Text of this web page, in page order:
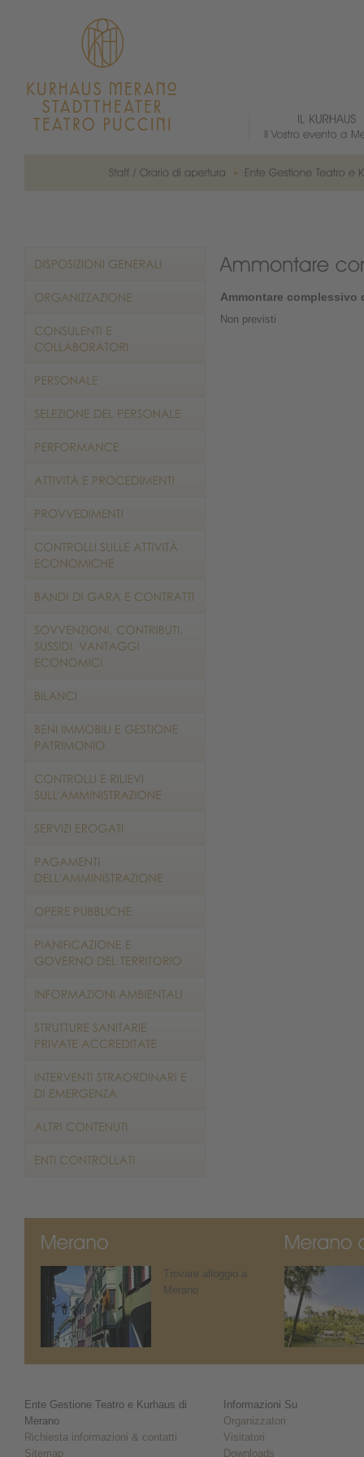
Ammontare complessivo
Non previsti
Trovare alloggio a
Merano
Ente Gestione Teatro e Kurhaus di
Merano
Richiesta informazioni & contatti
Sitemap
Informazioni Su
Organizzatori
Visitatori
Downloads